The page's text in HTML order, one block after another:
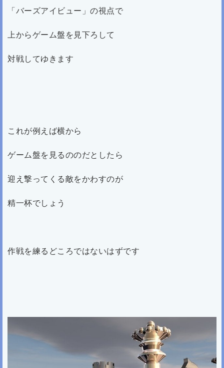
「バーズアイビュー」の視点で
上からゲーム盤を見下ろして
対戦してゆきます
これが例えば横から
ゲーム盤を見るののだとしたら
迎え撃ってくる敵をかわすのが
精一杯でしょう
作戦を練るどころではないはずです